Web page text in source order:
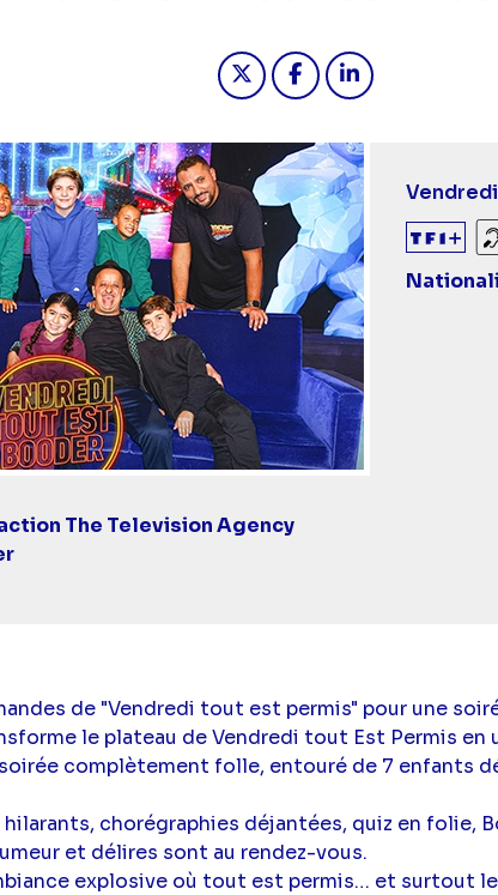
Partager "Vendredi,
Partager
Titre
épisode
The Television Agency
de "Vendredi tout est permis" pour une
le plateau de Vendredi tout Est Permis en
complètement folle, entouré de 7 enfants
chorégraphies déjantées, quiz en folie,
et délires sont au rendez-vous.
explosive où tout est permis… et surtout